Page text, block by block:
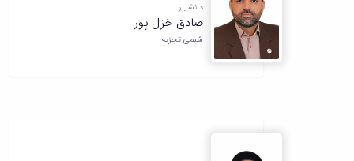
دانشیار
صادق خزل پور
شیمی تجزیه